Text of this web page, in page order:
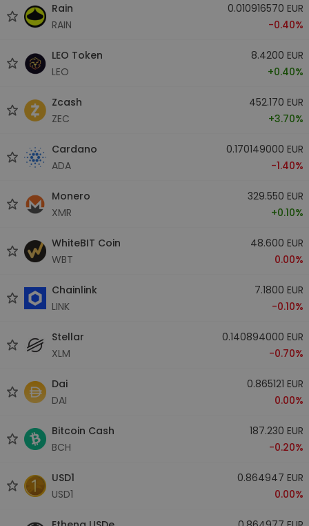
Rain
RAIN
0.010916570 EUR
-0.40%
LEO Token
LEO
8.4200 EUR
+0.40%
Zcash
ZEC
452.170 EUR
+3.70%
Cardano
ADA
0.170149000 EUR
-1.40%
Monero
XMR
329.550 EUR
+0.10%
WhiteBIT Coin
WBT
48.600 EUR
0.00%
Chainlink
LINK
7.1800 EUR
-0.10%
Stellar
XLM
0.140894000 EUR
-0.70%
Dai
DAI
0.865121 EUR
0.00%
Bitcoin Cash
BCH
187.230 EUR
-0.20%
USD1
USD1
0.864947 EUR
0.00%